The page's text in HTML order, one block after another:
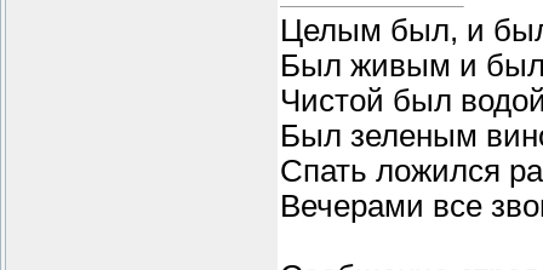
Целым был, и
Был живым и
Чистой был
Был зеленым
Спать ложился
Вечерами все